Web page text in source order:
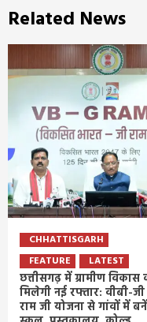
Related News
CHHATTISGARH
FEATURE
LATEST
छत्तीसगढ़ में ग्रामीण विकास
मिलेगी नई रफ्तार: वीबी-जी
राम जी योजना से गांवों में